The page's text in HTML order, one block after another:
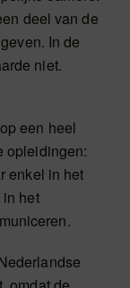
deel van de
In de
niet.
een heel
opleidingen:
enkel in het
het